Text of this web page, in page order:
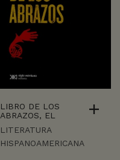
LIBRO DE LOS
ABRAZOS, EL
LITERATURA
HISPANOAMERICANA